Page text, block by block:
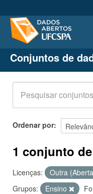
Conjuntos de dados
Organizações
Grupos
Sobre
Conjuntos de
Ordenar por
1 conjunto
Licenças: Outra
Grupos:
Ensino